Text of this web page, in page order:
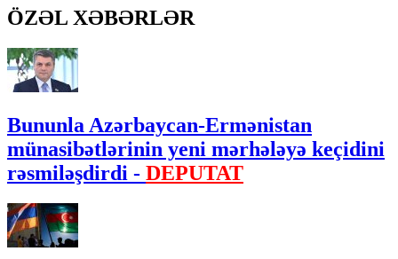
ÖZƏL XƏBƏRLƏR
Bununla Azərbaycan-Ermənistan
münasibətlərinin yeni mərhələyə keçidini
rəsmiləşdirdi - DEPUTAT